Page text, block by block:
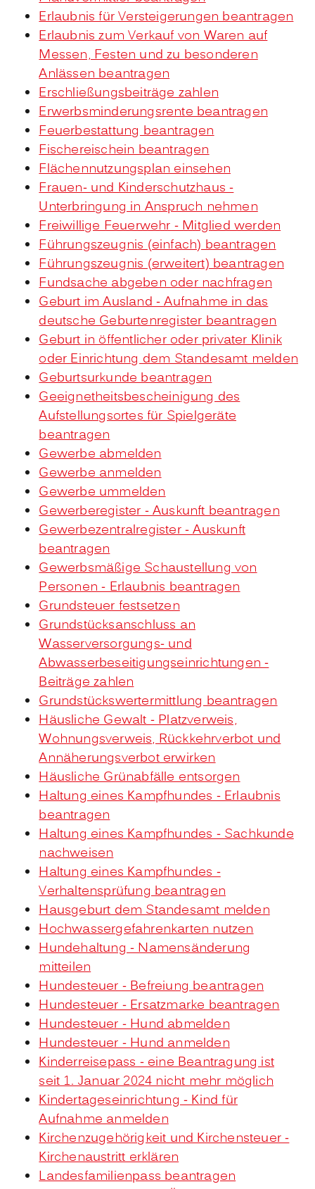
Erlaubnis für Versteigerungen beantragen
Erlaubnis zum Verkauf von Waren auf
Messen, Festen und zu besonderen
Anlässen beantragen
Erschließungsbeiträge zahlen
Erwerbsminderungsrente beantragen
Feuerbestattung beantragen
Fischereischein beantragen
Flächennutzungsplan einsehen
Frauen- und Kinderschutzhaus -
Unterbringung in Anspruch nehmen
Freiwillige Feuerwehr - Mitglied werden
Führungszeugnis (einfach) beantragen
Führungszeugnis (erweitert) beantragen
Fundsache abgeben oder nachfragen
Geburt im Ausland - Aufnahme in das
deutsche Geburtenregister beantragen
Geburt in öffentlicher oder privater Klinik
oder Einrichtung dem Standesamt melden
Geburtsurkunde beantragen
Geeignetheitsbescheinigung des
Aufstellungsortes für Spielgeräte
beantragen
Gewerbe abmelden
Gewerbe anmelden
Gewerbe ummelden
Gewerberegister - Auskunft beantragen
Gewerbezentralregister - Auskunft
beantragen
Gewerbsmäßige Schaustellung von
Personen - Erlaubnis beantragen
Grundsteuer festsetzen
Grundstücksanschluss an
Wasserversorgungs- und
Abwasserbeseitigungseinrichtungen -
Beiträge zahlen
Grundstückswertermittlung beantragen
Häusliche Gewalt - Platzverweis,
Wohnungsverweis, Rückkehrverbot und
Annäherungsverbot erwirken
Häusliche Grünabfälle entsorgen
Haltung eines Kampfhundes - Erlaubnis
beantragen
Haltung eines Kampfhundes - Sachkunde
nachweisen
Haltung eines Kampfhundes -
Verhaltensprüfung beantragen
Hausgeburt dem Standesamt melden
Hochwassergefahrenkarten nutzen
Hundehaltung - Namensänderung
mitteilen
Hundesteuer - Befreiung beantragen
Hundesteuer - Ersatzmarke beantragen
Hundesteuer - Hund abmelden
Hundesteuer - Hund anmelden
Kinderreisepass - eine Beantragung ist
seit 1. Januar 2024 nicht mehr möglich
Kindertageseinrichtung - Kind für
Aufnahme anmelden
Kirchenzugehörigkeit und Kirchensteuer -
Kirchenaustritt erklären
Landesfamilienpass beantragen